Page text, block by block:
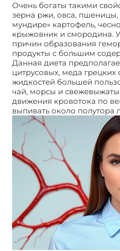
Очень богаты такими
зерна ржи, овса, пшеницы,
мундире» картофель,
крыжовник и смородина.
причин образования
продукты с большим
Данная диета
цитрусовых, меда грецких
жидкостей большей
чай, морсы и
движения кровотока по
выпивать около полутора